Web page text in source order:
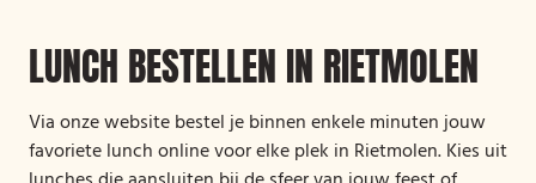
LUNCH BESTELLEN IN RIETMOLEN
Via onze website bestel je binnen enkele minuten jouw
favoriete lunch online voor elke plek in Rietmolen. Kies uit